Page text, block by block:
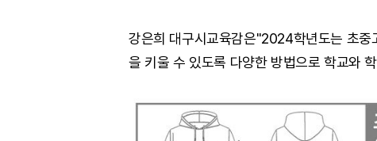
강은희 대구시교육감은"2024학년도는 초중
을 키울 수 있도록 다양한 방법으로 학교와